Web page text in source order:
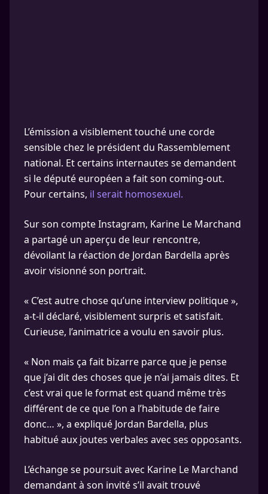
L’émission a visiblement touché une corde
sensible chez le président du Rassemblement
national. Et certains internautes se demandent
si le député européen a fait son coming-out.
Pour certains, il serait homosexuel.
Sur son compte Instagram, Karine Le Marchand
a partagé un aperçu de leur rencontre,
dévoilant la réaction de Jordan Bardella après
avoir visionné son portrait.
« C’est autre chose qu’une interview politique »,
a-t-il déclaré, visiblement surpris et satisfait.
Curieuse, l’animatrice a voulu en savoir plus.
« Non mais ça fait bizarre parce que je pense
que j’ai dit des choses que je n’ai jamais dites. Et
c’est vrai que le format est quand même très
différent de ce que l’on a l’habitude de faire
donc… », a expliqué Jordan Bardella, plus
habitué aux joutes verbales avec ses opposants.
L’échange se poursuit avec Karine Le Marchand
demandant à son invité s’il avait trouvé